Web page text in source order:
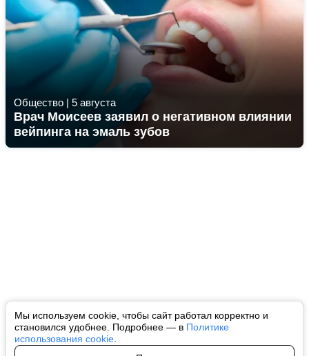
Мы используем cookie, чтобы сайт работал корректно и
становился удобнее. Подробнее — в Политике
использования cookie
Общество | 5 августа
Врач Моисеев заявил о негативном влиянии
вейпинга на эмаль зубов